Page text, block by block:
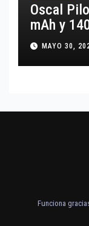
Oscal
mAh y
MAYO 30,
Funciona